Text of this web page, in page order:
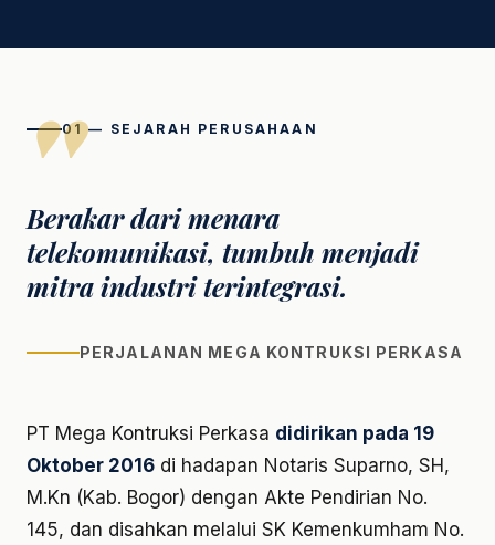
01 — SEJARAH PERUSAHAAN
Berakar dari menara
telekomunikasi, tumbuh menjadi
mitra industri terintegrasi.
PERJALANAN MEGA KONTRUKSI PERKASA
PT Mega Kontruksi Perkasa didirikan pada 19
Oktober 2016 di hadapan Notaris Suparno, SH,
M.Kn (Kab. Bogor) dengan Akte Pendirian No.
145, dan disahkan melalui SK Kemenkumham No.